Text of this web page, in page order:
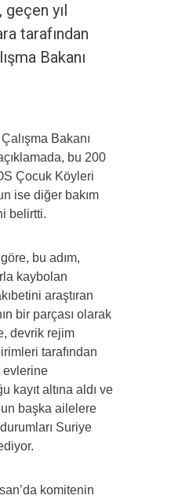
yıl
tarafından
Bakanı
Bakanı
bu 200
Çocuk Köyleri
ise diğer bakım
belirtti.
bu adım,
kaybolan
araştıran
bir parçası olarak
devrik rejim
tarafından
evlerine
kayıt altına aldı ve
başka ailelere
Suriye
komitenin